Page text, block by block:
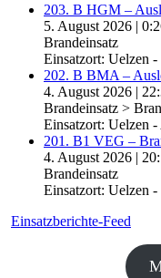
203. B HGM –
5. August 2026 |
Brandeinsatz
Einsatzort: Uelzen
202. B BMA –
4. August 2026 |
Brandeinsatz >
Einsatzort: Uelzen
201. B1 VEG –
4. August 2026 |
Brandeinsatz
Einsatzort: Uelzen
Einsatzberichte-Feed